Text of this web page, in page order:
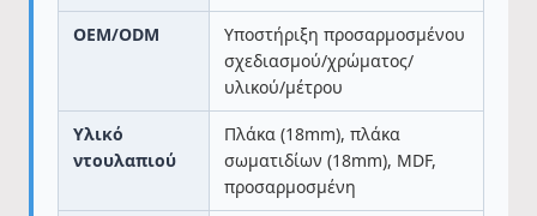
OEM/ODM
Υποστήριξη προσαρμοσμένου
σχεδιασμού/χρώματος/
υλικού/μέτρου
Υλικό
ντουλαπιού
Πλάκα (18mm), πλάκα
σωματιδίων (18mm), MDF,
προσαρμοσμένη